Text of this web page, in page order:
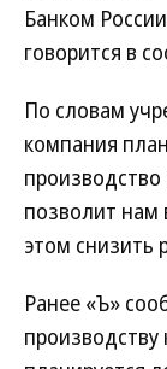
Банком
говорится в
По словам
компания
позволит нам
этом снизить
Ранее «Ъ»